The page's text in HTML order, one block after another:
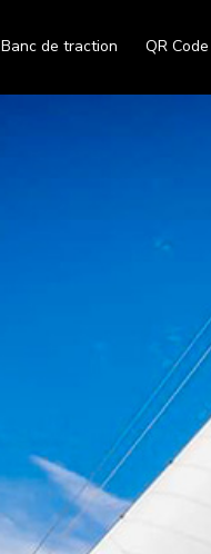
Banc de traction QR Code